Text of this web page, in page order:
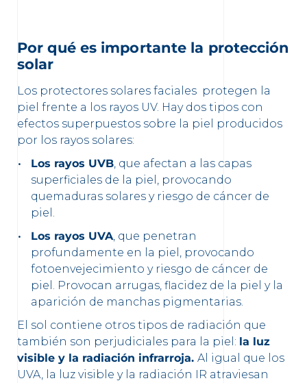
Por qué es importante la protección
solar
Los protectores solares faciales protegen la
piel frente a los rayos UV. Hay dos tipos con
efectos superpuestos sobre la piel producidos
por los rayos solares:
Los rayos UVB, que afectan a las capas
superficiales de la piel, provocando
quemaduras solares y riesgo de cáncer de
piel.
Los rayos UVA, que penetran
profundamente en la piel, provocando
fotoenvejecimiento y riesgo de cáncer de
piel. Provocan arrugas, flacidez de la piel y la
aparición de manchas pigmentarias.
El sol contiene otros tipos de radiación que
también son perjudiciales para la piel: la luz
visible y la radiación infrarroja. Al igual que los
UVA, la luz visible y la radiación IR atraviesan